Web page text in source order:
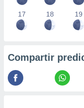
17 18 19
Compartir